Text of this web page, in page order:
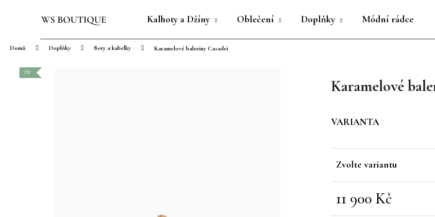
Kalhoty a Džíny Oblečení Doplňky Módní rádce
Domů Doplňky Boty a kabelky Karamelové baleríny Casadei
Karamelové
VARIANTA
Zvolte variantu
11 900 Kč
Měrná
TIP
Zpět
obchodu
Zpět
obchodu
HLEDAT